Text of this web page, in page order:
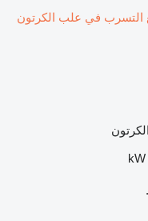
التسرب في علب الكرتون